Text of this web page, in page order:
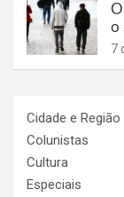
o
7
Cidade e Região
Colunistas
Cultura
Especiais